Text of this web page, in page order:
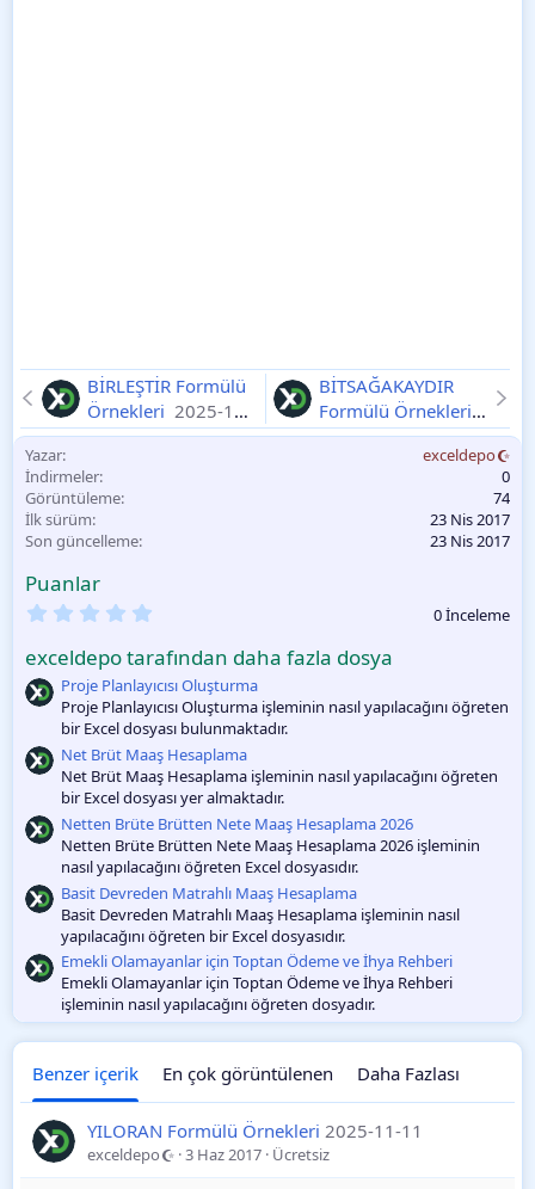
BİRLEŞTİR Formülü
Örnekleri 2025-11-
11
BİTSAĞAKAYDIR
Formülü Örnekleri
2025-11-11
Yazar
exceldepo
İndirmeler
0
Görüntüleme
74
İlk sürüm
23 Nis 2017
Son güncelleme
23 Nis 2017
Puanlar
0
O
y
l
a
m
a
0 İnceleme
exceldepo tarafından daha fazla dosya
Proje Planlayıcısı Oluşturma
Proje Planlayıcısı Oluşturma işleminin nasıl yapılacağını öğreten
bir Excel dosyası bulunmaktadır.
Net Brüt Maaş Hesaplama
Net Brüt Maaş Hesaplama işleminin nasıl yapılacağını öğreten
bir Excel dosyası yer almaktadır.
Netten Brüte Brütten Nete Maaş Hesaplama 2026
Netten Brüte Brütten Nete Maaş Hesaplama 2026 işleminin
nasıl yapılacağını öğreten Excel dosyasıdır.
Basit Devreden Matrahlı Maaş Hesaplama
Basit Devreden Matrahlı Maaş Hesaplama işleminin nasıl
yapılacağını öğreten bir Excel dosyasıdır.
Emekli Olamayanlar için Toptan Ödeme ve İhya Rehberi
Emekli Olamayanlar için Toptan Ödeme ve İhya Rehberi
işleminin nasıl yapılacağını öğreten dosyadır.
Benzer içerik En çok görüntülenen Daha Fazlası
YILORAN Formülü Örnekleri 2025-11-11
exceldepo 3 Haz 2017 Ücretsiz